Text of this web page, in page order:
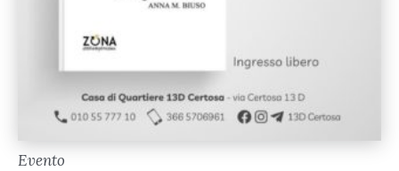
Evento